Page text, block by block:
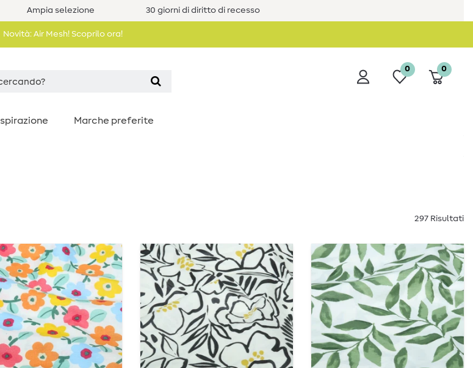
Ampia selezione 30 giorni di diritto di recesso
Novità: Air Mesh! Scoprilo ora!
0 0
Ispirazione Marche preferite
297 Risultati